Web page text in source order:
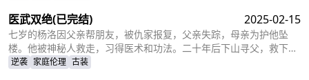
女儿，却不想自己的婆婆和小叔子一家正在谋算着将丈夫的高额抚恤
金据为己有，而此时的沈乔生也匆匆赶到......
医武双绝(已完结) 2025-02-15
七岁的杨洛因父亲帮朋友，被仇家报复，父亲失踪，母亲为护他坠
楼。他被神秘人救走，习得医术和功法。二十年后下山寻父，救下被
跟踪的苏轻眉和她小姨，又因柳家女儿当日结婚退了婚约，被苏轻眉
逆袭 家庭伦理 古装